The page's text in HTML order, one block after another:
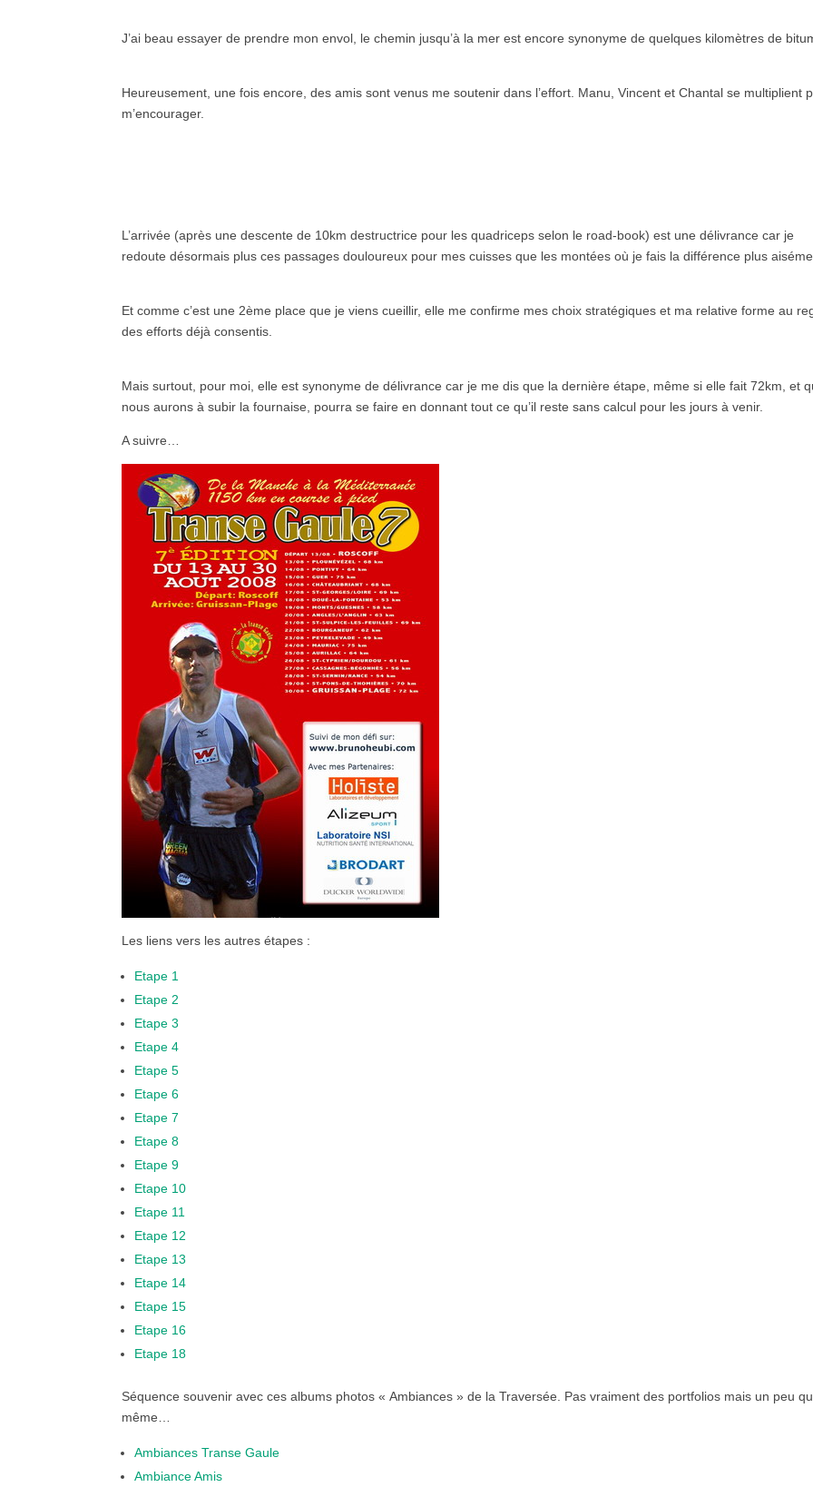
J’ai beau essayer de prendre mon envol, le chemin jusqu’à la mer est encore synonyme de quelques kilomètres de
Heureusement, une fois encore, des amis sont venus me soutenir dans l’effort. Manu, Vincent et Chantal se multiplient
m’encourager.
L’arrivée (après une descente de 10km destructrice pour les quadriceps selon le road-book) est une délivrance car je
redoute désormais plus ces passages douloureux pour mes cuisses que les montées où je fais la différence plus
Et comme c’est une 2ème place que je viens cueillir, elle me confirme mes choix stratégiques et ma relative forme au
des efforts déjà consentis.
Mais surtout, pour moi, elle est synonyme de délivrance car je me dis que la dernière étape, même si elle fait 72km, et
nous aurons à subir la fournaise, pourra se faire en donnant tout ce qu’il reste sans calcul pour les jours à venir.
A suivre…
Les liens vers les autres étapes :
Etape 1
Etape 2
Etape 3
Etape 4
Etape 5
Etape 6
Etape 7
Etape 8
Etape 9
Etape 10
Etape 11
Etape 12
Etape 13
Etape 14
Etape 15
Etape 16
Etape 18
Séquence souvenir avec ces albums photos « Ambiances » de la Traversée. Pas vraiment des portfolios mais un peu
même…
Ambiances Transe Gaule
Ambiance Amis